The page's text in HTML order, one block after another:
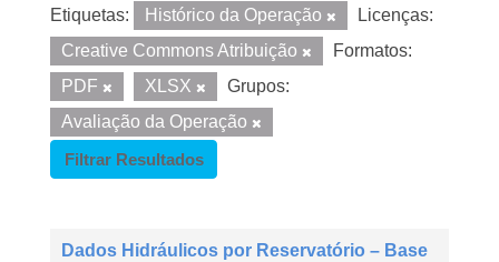
Etiquetas: Histórico da Operação
Licenças:
Creative Commons Atribuição
Formatos:
PDF
XLSX
Grupos:
Avaliação da Operação
Filtrar Resultados
Dados Hidráulicos por Reservatório – Base